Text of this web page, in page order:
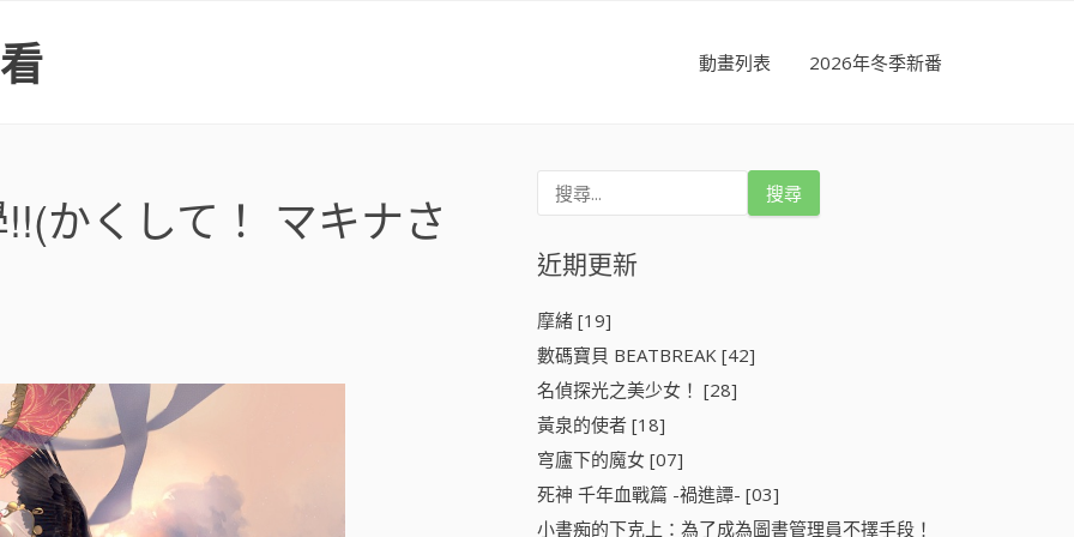
動畫列表 2026年冬季新番
かくして！ マキナさ
字
近期更新
摩緒 [19]
數碼寶貝 BEATBREAK [42]
名偵探光之美少女！ [28]
黃泉的使者 [18]
穹廬下的魔女 [07]
死神 千年血戰篇 -禍進譚- [03]
小書痴的下克上：為了成為圖書管理員不擇手段！